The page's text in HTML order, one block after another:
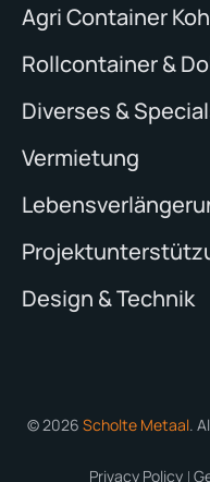
Agri Container
Rollcontainer &
Diverses &
Vermietung
Design & Technik
© 2026 Scholte Metaal.
Privacy Policy